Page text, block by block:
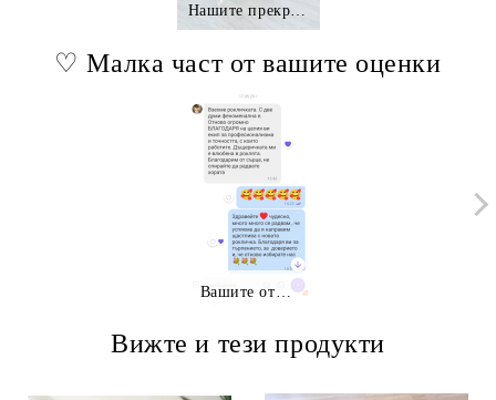
♡ Малка част от вашите оценки
Вижте и тези продукти